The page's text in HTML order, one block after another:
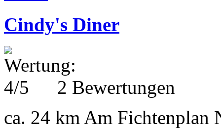
Cindy's Diner
2 Bewertungen
ca. 24 km Am Fichtenplan